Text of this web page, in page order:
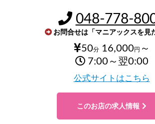
048-778-
お問合せは「マニアックスを見
50分16,000 円 ～
7:00～翌0:00
公式サイトはこちら
このお店の求人情報